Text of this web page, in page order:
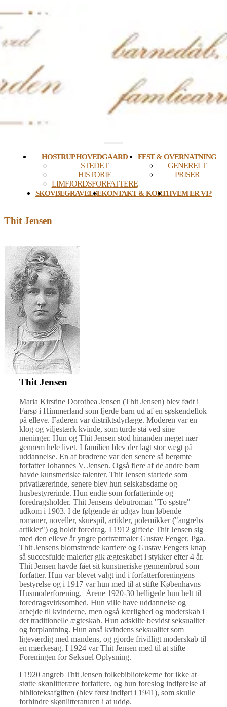
to
HOSTRUP HOVEDGAARD
STEDET
HISTORIE
LIMFJORDSFORFATTERE
FEST & OVERNATNING
GENERELT
PRISER
SKOVBEGRAVELSEKONTAKT & KORTHVEM ER VI?
Thit Jensen
Thit Jensen
Maria Kirstine Dorothea Jensen (Thit Jensen) blev født i
Farsø i Himmerland som fjerde barn ud af en søskendeflok
på elleve. Faderen var distriktsdyrlæge. Moderen var en
klog og viljestærk kvinde, som turde stå ved sine
meninger. Hun og Thit Jensen stod hinanden meget nær
gennem hele livet. I familien blev der lagt stor vægt på
uddannelse. En af brødrene var den senere så berømte
forfatter Johannes V. Jensen. Også flere af de andre børn
havde kunstneriske talenter. Thit Jensen startede som
privatlærerinde, senere blev hun selskabsdame og
husbestyrerinde. Hun endte som forfatterinde og
foredragsholder. Thit Jensens debutroman "To søstre"
udkom i 1903. I de følgende år udgav hun løbende
romaner, noveller, skuespil, artikler, polemikker ("angrebs
artikler") og holdt foredrag. I 1912 giftede Thit Jensen sig
med den elleve år yngre portrætmaler Gustav Fenger. Pga.
Thit Jensens blomstrende karriere og Gustav Fengers knap
så succesfulde malerier gik ægteskabet i stykker efter 4 år.
Thit Jensen havde fået sit kunstneriske gennembrud som
forfatter. Hun var blevet valgt ind i forfatterforeningens
bestyrelse og i 1917 var hun med til at stifte Københavns
Husmoderforening. Årene 1920-30 helligede hun helt til
foredragsvirksomhed. Hun ville have uddannelse og
arbejde til kvinderne, men også kærlighed og moderskab i
det traditionelle ægteskab. Hun adskilte bevidst seksualitet
og forplantning. Hun anså kvindens seksualitet som
ligeværdig med mandens, og gjorde frivilligt moderskab til
en mærkesag. I 1924 var Thit Jensen med til at stifte
Foreningen for Seksuel Oplysning.
I 1920 angreb Thit Jensen folkebibliotekerne for ikke at
støtte skønlitterære forfattere, og hun foreslog indførelse af
biblioteksafgiften (blev først indført i 1941), som skulle
forhindre skønlitteraturen i at uddø.